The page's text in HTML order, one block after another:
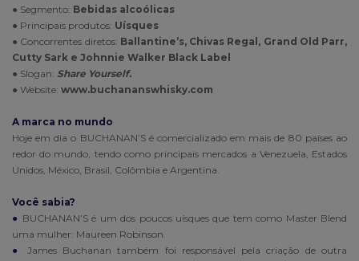
● Segmento: Bebidas alcoólicas
● Principais produtos: Uísques
● Concorrentes diretos: Ballantine’s, Chivas Regal, Grand Old Parr,
Cutty Sark e Johnnie Walker Black Label
● Slogan: Share Yourself.
● Website: www.buchananswhisky.com
A marca no mundo
Hoje em dia o BUCHANAN’S é comercializado em mais de 80 países ao
redor do mundo, tendo como principais mercados a Venezuela, Estados
Unidos, México, Brasil, Colômbia e Argentina.
Você sabia?
● BUCHANAN’S é um dos poucos uísques que tem como Master Blend
uma mulher: Maureen Robinson.
●
James Buchanan também foi responsável pela criação de outra